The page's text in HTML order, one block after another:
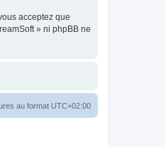
acceptez que
» ni phpBB ne
au format UTC+02:00